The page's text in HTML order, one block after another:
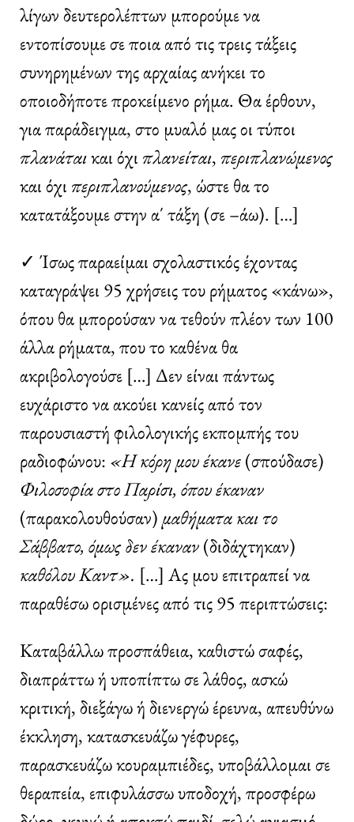
λίγων δευτερολέπτων μπορούμε να
εντοπίσουμε σε ποια από τις τρεις τάξεις
συνηρημένων της αρχαίας ανήκει το
οποιοδήποτε προκείμενο ρήμα. Θα έρθουν,
για παράδειγμα, στο μυαλό μας οι τύποι
πλανάταικαι όχι πλανείται, περιπλανώμενος
και όχι περιπλανούμενος, ώστε θα το
κατατάξουμε στην α΄ τάξη (σε –άω). […]
✓ Ίσως παραείμαι σχολαστικός έχοντας
καταγράψει 95 χρήσεις του ρήματος «κάνω»,
όπου θα μπορούσαν να τεθούν πλέον των 100
άλλα ρήματα, που το καθένα θα
ακριβολογούσε […] Δεν είναι πάντως
ευχάριστο να ακούει κανείς από τον
παρουσιαστή φιλολογικής εκπομπής του
ραδιοφώνου: «Η κόρη μου έκανε(σπούδασε)
Φιλοσοφία στο Παρίσι, όπου έκαναν
(παρακολουθούσαν)μαθήματα και το
Σάββατο, όμως δεν έκαναν(διδάχτηκαν)
καθόλου Καντ». […] Ας μου επιτραπεί να
παραθέσω ορισμένες από τις 95 περιπτώσεις:
Καταβάλλω προσπάθεια, καθιστώ σαφές,
διαπράττω ή υποπίπτω σε λάθος, ασκώ
κριτική, διεξάγω ή διενεργώ έρευνα, απευθύνω
έκκληση, κατασκευάζω γέφυρες,
παρασκευάζω κουραμπιέδες, υποβάλλομαι σε
θεραπεία, επιφυλάσσω υποδοχή, προσφέρω